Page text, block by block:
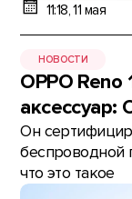
11:18, 11 мая
НОВОСТИ
OPPO Reno
аксессуар:
Он
беспроводной
что это такое